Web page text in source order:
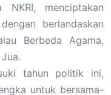
menciptakan
berlandaskan
Berbeda Agama,
tahun politik ini,
untuk bersama-